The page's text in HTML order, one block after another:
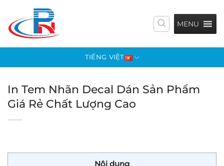
nội
MENU
TIẾNG VIỆT
In Tem Nhãn Decal Dán Sản Phẩm
Giá Rẻ Chất Lượng Cao
Nội dung